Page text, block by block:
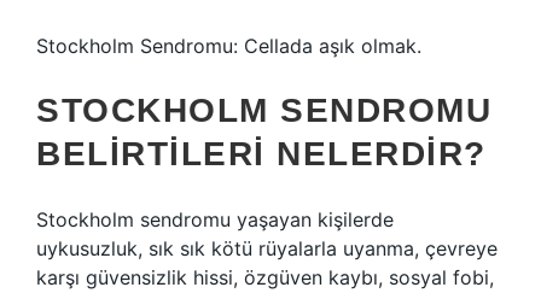
Stockholm Sendromu: Cellada aşık olmak.
STOCKHOLM SENDROMU
BELIRTILERI NELERDIR?
Stockholm sendromu yaşayan kişilerde
uykusuzluk, sık sık kötü rüyalarla uyanma, çevreye
karşı güvensizlik hissi, özgüven kaybı, sosyal fobi,